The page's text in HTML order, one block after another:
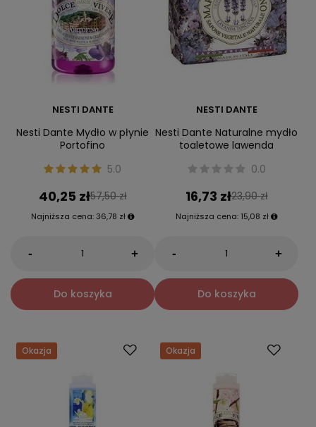
NESTI DANTE
Nesti Dante Mydło w płynie
Portofino
5.0
40,25 zł57,50 zł
Najniższa cena: 36,78 zł
- +
Do koszyka
NESTI DANTE
Nesti Dante Naturalne mydło
toaletowe lawenda
0.0
16,73 zł23,90 zł
Najniższa cena: 15,08 zł
- +
Do koszyka
Okazja Okazja